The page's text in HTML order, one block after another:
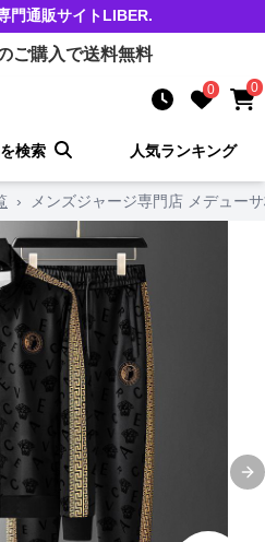
門通販サイトLIBER.
ご購入で送料無料
0 0
検索 人気ランキング
› メンズジャージ専門店 メデュー